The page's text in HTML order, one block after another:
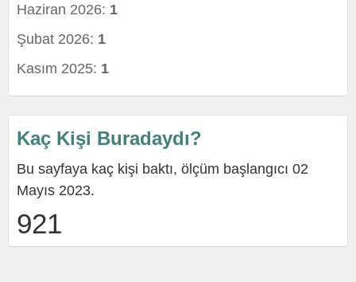
Haziran 2026: 1
Şubat 2026: 1
Kasım 2025: 1
Kaç Kişi Buradaydı?
Bu sayfaya kaç kişi baktı, ölçüm başlangıcı 02
Mayıs 2023.
921